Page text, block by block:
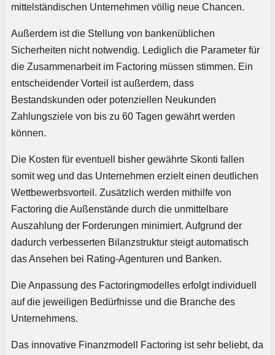
mittelständischen Unternehmen völlig neue Chancen.
Außerdem ist die Stellung von bankenüblichen
Sicherheiten nicht notwendig. Lediglich die Parameter für
die Zusammenarbeit im Factoring müssen stimmen. Ein
entscheidender Vorteil ist außerdem, dass
Bestandskunden oder potenziellen Neukunden
Zahlungsziele von bis zu 60 Tagen gewährt werden
können.
Die Kosten für eventuell bisher gewährte Skonti fallen
somit weg und das Unternehmen erzielt einen deutlichen
Wettbewerbsvorteil. Zusätzlich werden mithilfe von
Factoring die Außenstände durch die unmittelbare
Auszahlung der Forderungen minimiert. Aufgrund der
dadurch verbesserten Bilanzstruktur steigt automatisch
das Ansehen bei Rating-Agenturen und Banken.
Die Anpassung des Factoringmodelles erfolgt individuell
auf die jeweiligen Bedürfnisse und die Branche des
Unternehmens.
Das innovative Finanzmodell Factoring ist sehr beliebt, da